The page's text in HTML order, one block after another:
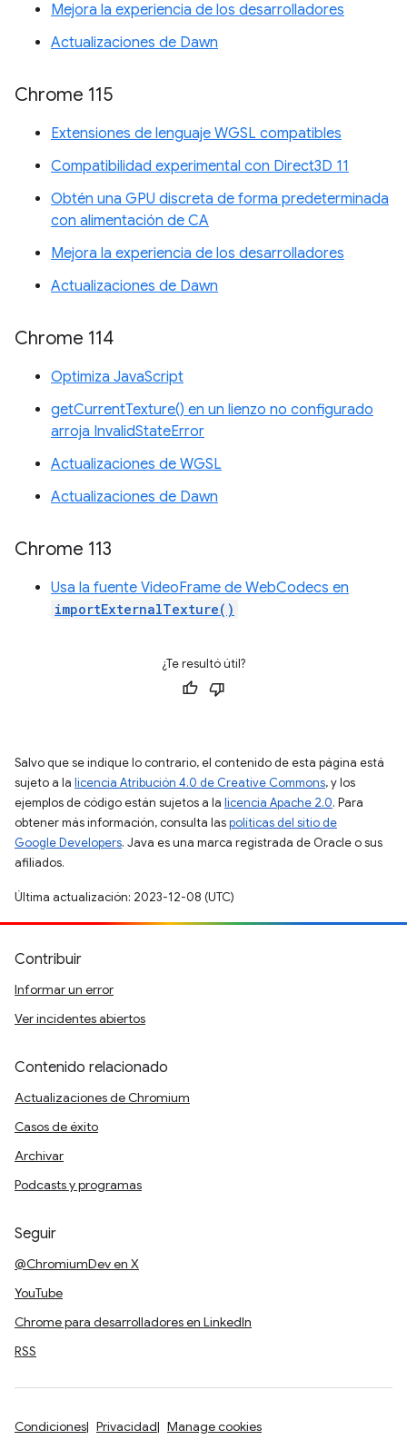
Mejora la experiencia de los desarrolladores
Actualizaciones de Dawn
Chrome 115
Extensiones de lenguaje WGSL compatibles
Compatibilidad experimental con Direct3D 11
Obtén una GPU discreta de forma predeterminada
con alimentación de CA
Mejora la experiencia de los desarrolladores
Actualizaciones de Dawn
Chrome 114
Optimiza JavaScript
getCurrentTexture() en un lienzo no configurado
arroja InvalidStateError
Actualizaciones de WGSL
Actualizaciones de Dawn
Chrome 113
Usa la fuente VideoFrame de WebCodecs en
importExternalTexture()
¿Te resultó útil?
Salvo que se indique lo contrario, el contenido de esta página está
sujeto a la licencia Atribución 4.0 de Creative Commons, y los
ejemplos de código están sujetos a la licencia Apache 2.0. Para
obtener más información, consulta laspolíticas del sitio de
Google Developers. Java es una marca registrada de Oracle o sus
afiliados.
Última actualización: 2023-12-08 (UTC)
Contribuir
Informar un error
Ver incidentes abiertos
Contenido relacionado
Actualizaciones de Chromium
Casos de éxito
Archivar
Podcasts y programas
Seguir
@ChromiumDev en X
YouTube
Chrome para desarrolladores en LinkedIn
RSS
Condiciones Privacidad Manage cookies